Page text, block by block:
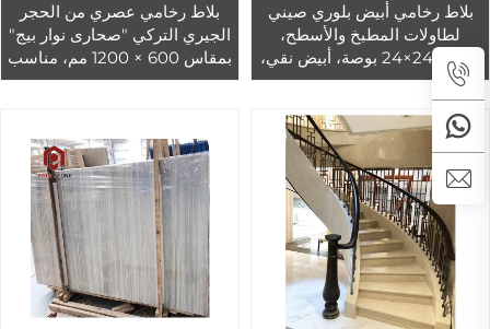
بلاط رخامي أبيض بلوري صيني
لطاولات المطبخ والأسطح،
مقاس 24×24 بوصة، أبيض نقي،
مناسب للحوائط الداخلية
والأرضيات الخارجية، مصقول،
بلاط رخامي للخارج
بلاط رخامي عصري من الحجر
الجيري التركي "صحارى نوار بيج"
بمقاس 600 × 1200 مم، مناسب
لتصميم أرضيات الفنادق الداخلية.